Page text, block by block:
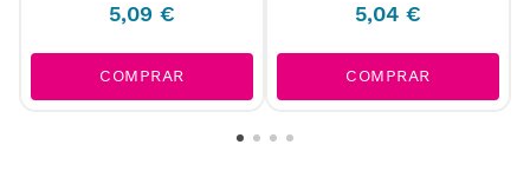
5,09 €
COMPRAR
5,04 €
COMPRAR